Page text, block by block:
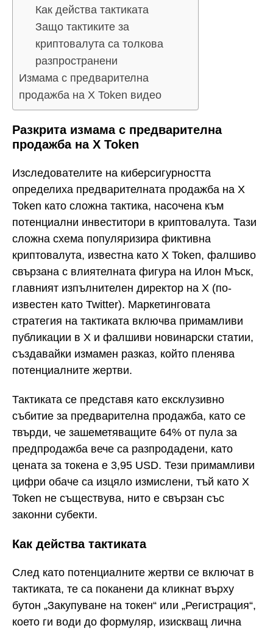
Как действа тактиката
Защо тактиките за
криптовалута са толкова
разпространени
Измама с предварителна
продажба на X Token видео
Разкрита измама с предварителна
продажба на X Token
Изследователите на киберсигурността
определиха предварителната продажба на X
Token като сложна тактика, насочена към
потенциални инвеститори в криптовалута. Тази
сложна схема популяризира фиктивна
криптовалута, известна като X Token, фалшиво
свързана с влиятелната фигура на Илон Мъск,
главният изпълнителен директор на X (по-
известен като Twitter). Маркетинговата
стратегия на тактиката включва примамливи
публикации в X и фалшиви новинарски статии,
създавайки измамен разказ, който пленява
потенциалните жертви.
Тактиката се представя като ексклузивно
събитие за предварителна продажба, като се
твърди, че зашеметяващите 64% от пула за
предпродажба вече са разпродадени, като
цената за токена е 3,95 USD. Тези примамливи
цифри обаче са изцяло измислени, тъй като X
Token не съществува, нито е свързан със
законни субекти.
Как действа тактиката
След като потенциалните жертви се включат в
тактиката, те са поканени да кликнат върху
бутон „Закупуване на токен“ или „Регистрация“,
което ги води до формуляр, изискващ лична